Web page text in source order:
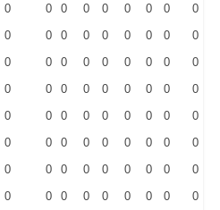
0 0 0 0 0 0 0 0
0
0 0 0 0 0 0 0 0
0
0 0 0 0 0 0 0 0
0
0 0 0 0 0 0 0 0
0
0 0 0 0 0 0 0 0
0
0 0 0 0 0 0 0 0
0
0 0 0 0 0 0 0 0
0
0 0 0 0 0 0 0 0
0